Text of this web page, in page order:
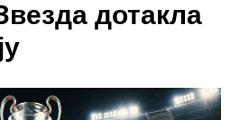
други критикују, ми радимо!
- Човек који је преживео обе
дотакла